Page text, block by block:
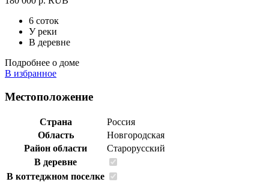
6 соток
У реки
В деревне
Подробнее о доме
В избранное
Местоположение
Страна
Россия
Область
Новгородская
Район области
Старорусский
В деревне
В коттеджном поселке